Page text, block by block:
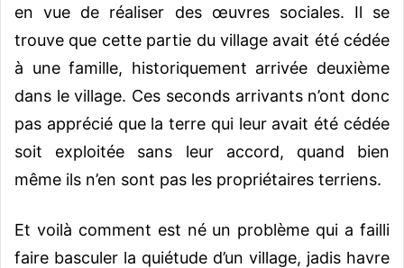
en vue de réaliser des œuvres sociales. Il se
trouve que cette partie du village avait été cédée
à une famille, historiquement arrivée deuxième
dans le village. Ces seconds arrivants n’ont donc
pas apprécié que la terre qui leur avait été cédée
soit exploitée sans leur accord, quand bien
même ils n’en sont pas les propriétaires terriens.
Et voilà comment est né un problème qui a failli
faire basculer la quiétude d’un village, jadis havre